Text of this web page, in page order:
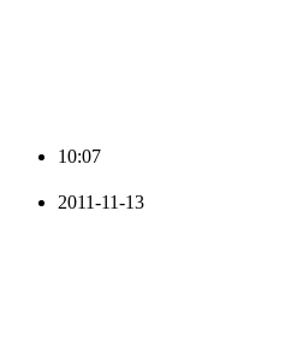
10:07
2011-11-13